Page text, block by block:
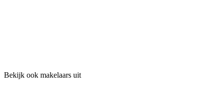
Bekijk ook makelaars uit